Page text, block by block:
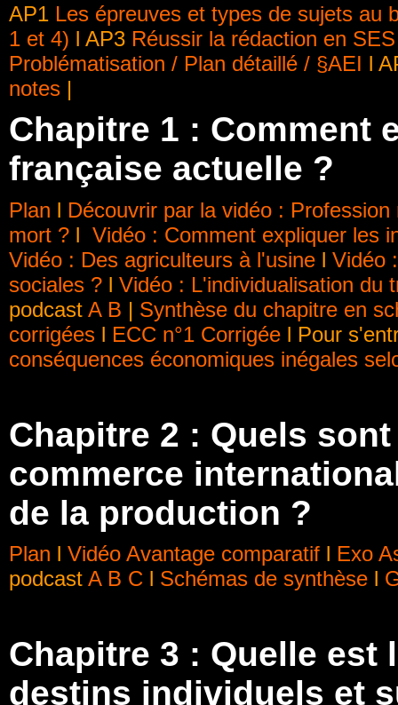
AP1 Les épreuves et types de sujets au
1 et 4) l AP3 Réussir la rédaction en
Problématisation / Plan détaillé / §AEI l
notes |
Chapitre 1 : Comment
française actuelle ?
Plan l Découvrir par la vidéo : Profession
mort ? l Vidéo : Comment expliquer les
Vidéo : Des agriculteurs à l'usine l Vidéo
sociales ? l Vidéo : L'individualisation du
podcast A B | Synthèse du chapitre en
corrigées l ECC n°1 Corrigée l Pour
conséquences économiques inégales
Chapitre 2 : Quels
commerce
de la production ?
Plan l Vidéo Avantage comparatif l Exo
podcast A B C l Schémas de synthèse l
Chapitre 3 : Quelle
destins individuels et